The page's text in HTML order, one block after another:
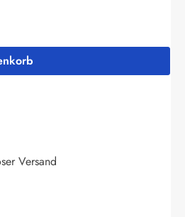
Wert ein
Versand